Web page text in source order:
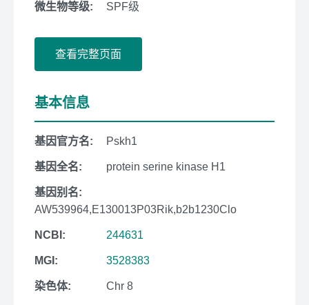
微生物等级: SPF级
查看完整页面
基本信息
基因官方名: Pskh1
基因全名: protein serine kinase H1
基因别名:
AW539964,E130013P03Rik,b2b1230Clo
NCBI: 244631
MGI: 3528383
染色体: Chr 8